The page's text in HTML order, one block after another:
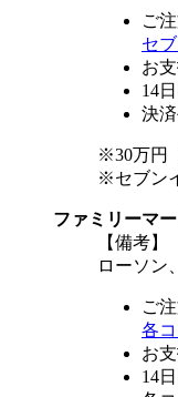
ご
セ
お
14
決
※30万円
※セブン
ファミリーマ
【備考】
ローソン
ご
各
お
14